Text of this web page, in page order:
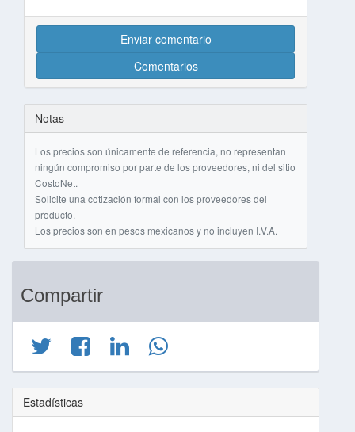
Enviar comentario
Comentarios
Notas
Los precios son únicamente de referencia, no representan
ningún compromiso por parte de los proveedores, ni del sitio
CostoNet.
Solicite una cotización formal con los proveedores del
producto.
Los precios son en pesos mexicanos y no incluyen I.V.A.
Compartir
Estadísticas